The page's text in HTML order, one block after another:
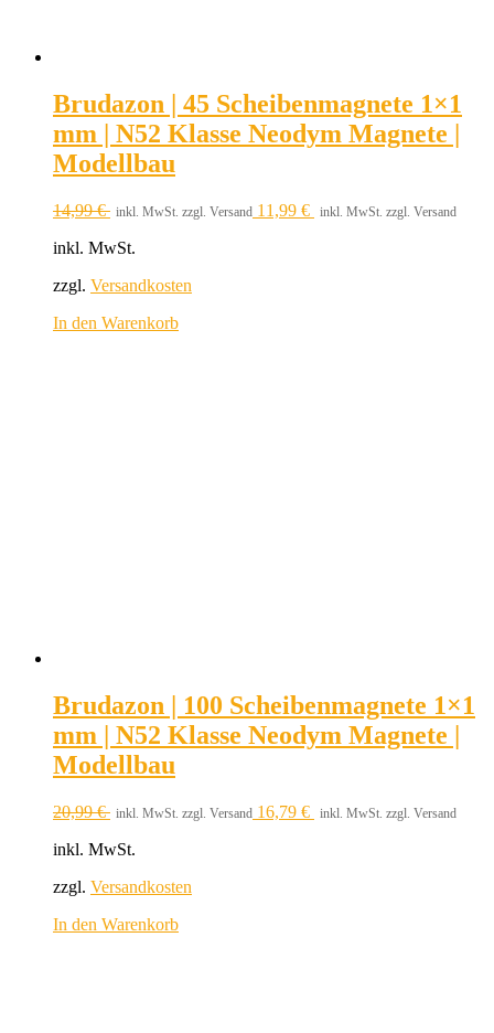
Brudazon | 45 Scheibenmagnete 1×1
mm | N52 Klasse Neodym Magnete |
Modellbau
14,99€ inkl. MwSt. zzgl. Versand 11,99 € inkl. MwSt. zzgl. Versand
inkl. MwSt.
zzgl. Versandkosten
In den Warenkorb
Brudazon | 100 Scheibenmagnete 1×1
mm | N52 Klasse Neodym Magnete |
Modellbau
20,99€ inkl. MwSt. zzgl. Versand 16,79 € inkl. MwSt. zzgl. Versand
inkl. MwSt.
zzgl. Versandkosten
In den Warenkorb